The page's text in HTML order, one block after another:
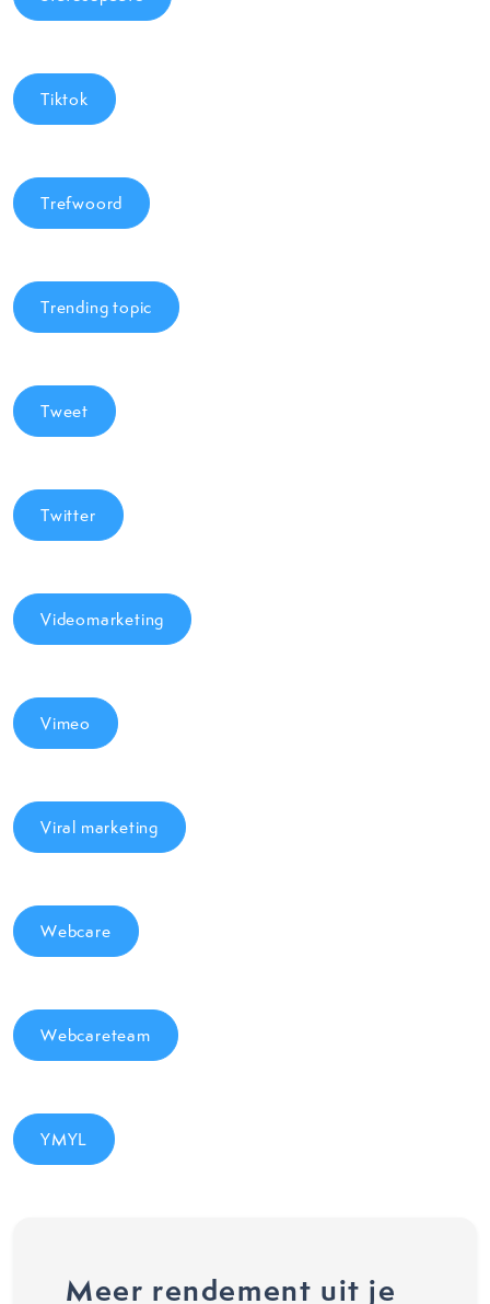
Tiktok
Trefwoord
Trending topic
Tweet
Twitter
Videomarketing
Vimeo
Viral marketing
Webcare
Webcareteam
YMYL
Meer rendement uit je